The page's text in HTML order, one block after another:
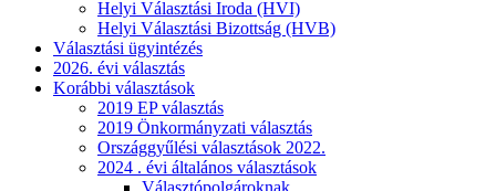
Helyi Választási Iroda (HVI)
Helyi Választási Bizottság (HVB)
Választási ügyintézés
2026. évi választás
Korábbi választások
2019 EP választás
2019 Önkormányzati választás
Országgyűlési választások 2022.
2024 . évi általános választások
Választópolgároknak